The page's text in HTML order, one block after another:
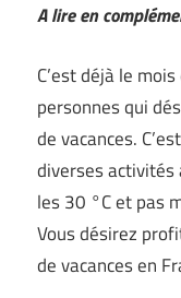
A lire en
C’est déjà le
personnes qui
de vacances.
diverses
les 30 °C et pas
Vous désirez
de vacances en